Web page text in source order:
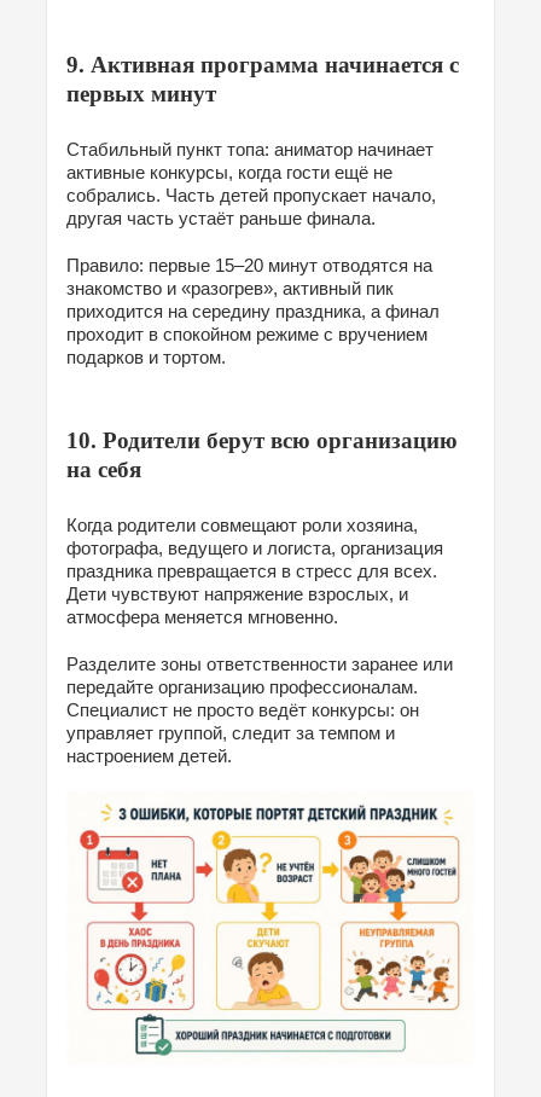
9. Активная программа начинается с
первых минут
Стабильный пункт топа: аниматор начинает
активные конкурсы, когда гости ещё не
собрались. Часть детей пропускает начало,
другая часть устаёт раньше финала.
Правило: первые 15–20 минут отводятся на
знакомство и «разогрев», активный пик
приходится на середину праздника, а финал
проходит в спокойном режиме с вручением
подарков и тортом.
10. Родители берут всю организацию
на себя
Когда родители совмещают роли хозяина,
фотографа, ведущего и логиста, организация
праздника превращается в стресс для всех.
Дети чувствуют напряжение взрослых, и
атмосфера меняется мгновенно.
Разделите зоны ответственности заранее или
передайте организацию профессионалам.
Специалист не просто ведёт конкурсы: он
управляет группой, следит за темпом и
настроением детей.